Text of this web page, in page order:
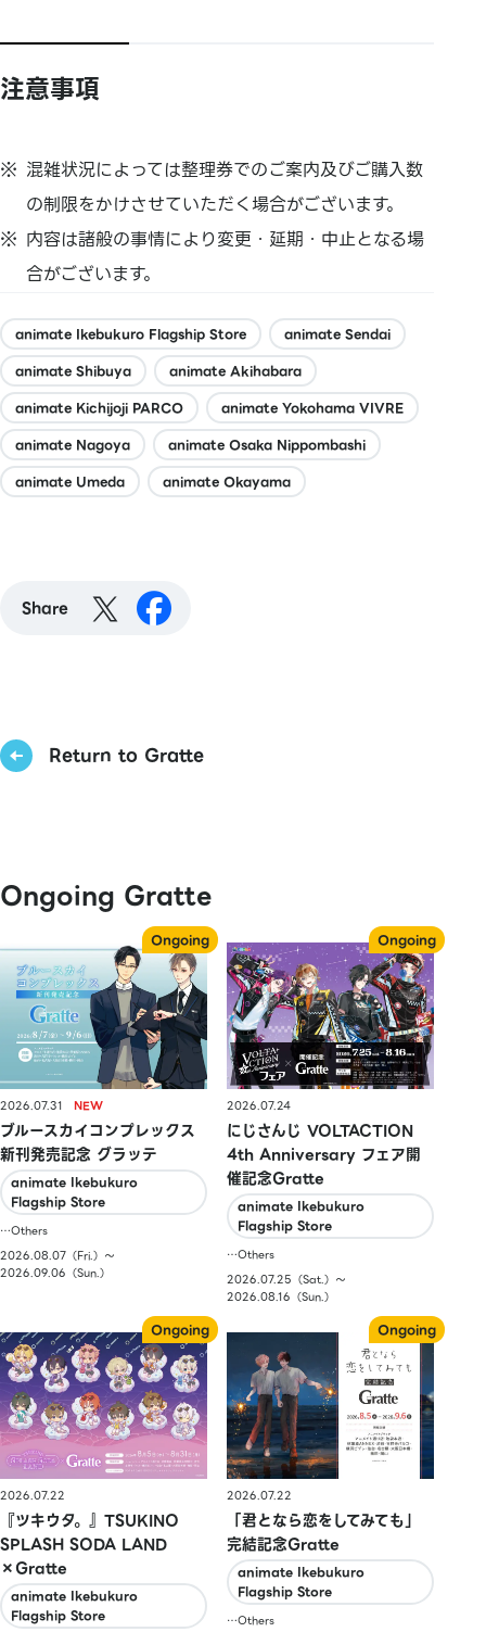
注意事項
混雑状況によっては整理券でのご案内及びご購入数
の制限をかけさせていただく場合がございます。
内容は諸般の事情により変更・延期・中止となる場
合がございます。
animate Ikebukuro Flagship Store
animate Sendai
animate Shibuya
animate Akihabara
animate Kichijoji PARCO
animate Yokohama VIVRE
animate Nagoya
animate Osaka Nippombashi
animate Umeda
animate Okayama
Share
Return to Gratte
Ongoing Gratte
2026.07.31
ブルースカイコンプレックス
新刊発売記念 グラッテ
animate Ikebukuro
Flagship Store
…Others
2026.08.07（Fri.）〜
2026.09.06（Sun.）
2026.07.24
にじさんじ VOLTACTION
4th Anniversary フェア開
催記念Gratte
animate Ikebukuro
Flagship Store
…Others
2026.07.25（Sat.）〜
2026.08.16（Sun.）
2026.07.22
『ツキウタ。』TSUKINO
SPLASH SODA LAND
×Gratte
animate Ikebukuro
Flagship Store
2026.07.22
「君となら恋をしてみても」
完結記念Gratte
animate Ikebukuro
Flagship Store
…Others